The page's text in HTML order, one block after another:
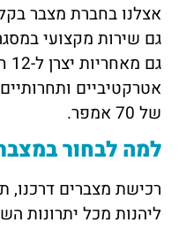
אצלנו בחברת מצבר
גם שירות מקצועי
אטרקטיביים
של 70 אמפר.
למה לבחור
רכישת מצברים דרכנו,
ליהנות מכל יתרונות